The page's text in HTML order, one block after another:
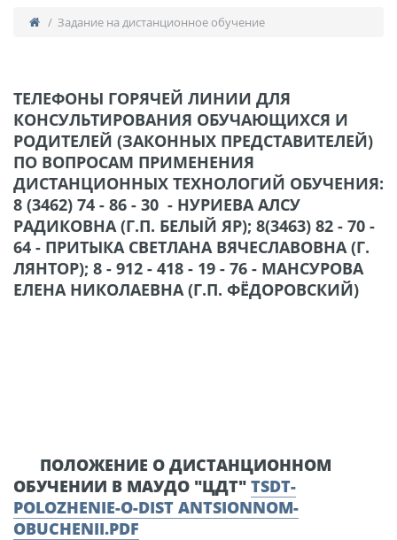
/ ​Задание на дистанционное обучение
ТЕЛЕФОНЫ ГОРЯЧЕЙ ЛИНИИ ДЛЯ
КОНСУЛЬТИРОВАНИЯ ОБУЧАЮЩИХСЯ И
РОДИТЕЛЕЙ (ЗАКОННЫХ ПРЕДСТАВИТЕЛЕЙ)
ПО ВОПРОСАМ ПРИМЕНЕНИЯ
ДИСТАНЦИОННЫХ ТЕХНОЛОГИЙ ОБУЧЕНИЯ:
8 (3462) 74 - 86 - 30 - НУРИЕВА АЛСУ
РАДИКОВНА (Г.П. БЕЛЫЙ ЯР); 8(3463) 82 - 70 -
64 - ПРИТЫКА СВЕТЛАНА ВЯЧЕСЛАВОВНА (Г.
ЛЯНТОР); 8 - 912 - 418 - 19 - 76 - МАНСУРОВА
ЕЛЕНА НИКОЛАЕВНА (Г.П. ФЁДОРОВСКИЙ)
ПОЛОЖЕНИЕ О ДИСТАНЦИОННОМ
ОБУЧЕНИИ В МАУДО "ЦДТ" TSDT-
POLOZHENIE-O-DIST ANTSIONNOM-
OBUCHENII.PDF